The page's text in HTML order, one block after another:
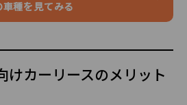
車種を見てみる
けカーリースのメリット